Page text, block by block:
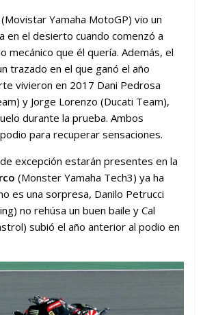
(Movistar Yamaha MotoGP) vio un
en el desierto cuando comenzó a
mecánico que él quería. Además, el
trazado en el que ganó el año
vivieron en 2017 Dani Pedrosa
y Jorge Lorenzo (Ducati Team),
durante la prueba. Ambos
para recuperar sensaciones.
excepción estarán presentes en la
(Monster Yamaha Tech3) ya ha
es una sorpresa, Danilo Petrucci
no rehúsa un buen baile y Cal
subió el año anterior al podio en